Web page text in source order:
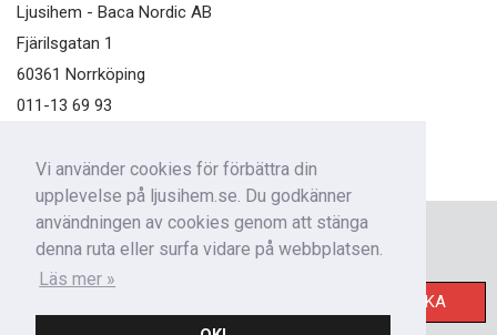
Vi använder cookies för förbättra din
upplevelse på ljusihem.se. Du godkänner
användningen av cookies genom att stänga
denna ruta eller surfa vidare på webbplatsen.
Läs mer »
Ljusihem - Baca Nordic AB
Fjärilsgatan 1
60361 Norrköping
011-13 69 93
Nyhetsbrev
SKICKA